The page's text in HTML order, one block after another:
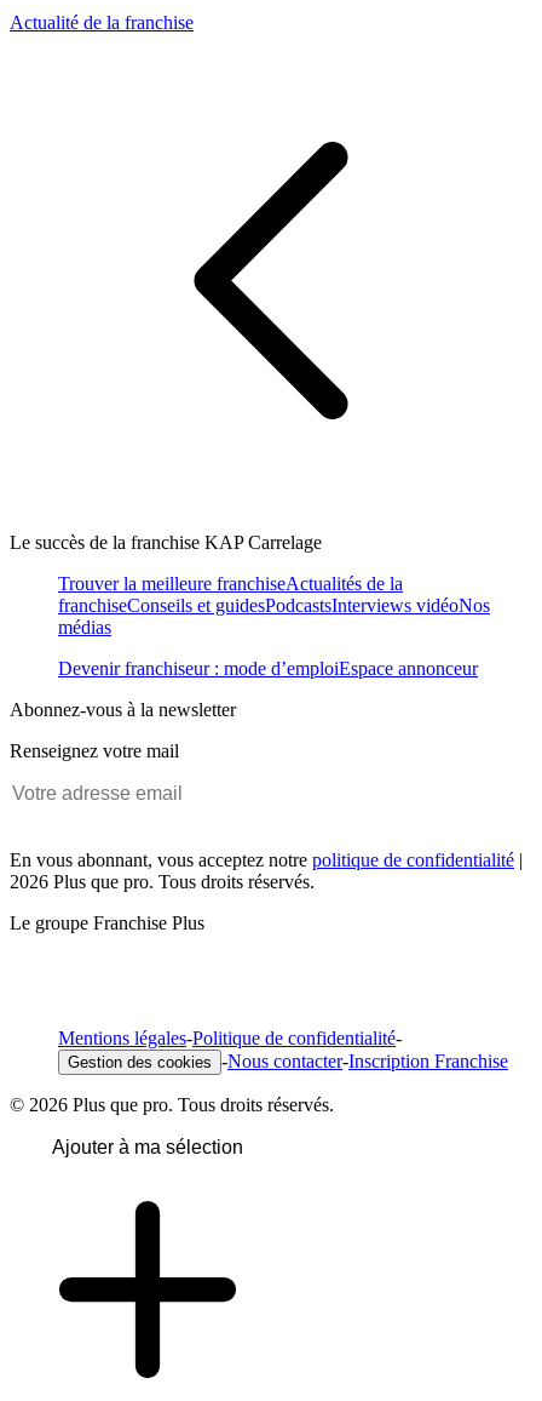
Actualité de la franchise
Le succès de la franchise KAP Carrelage
Trouver la meilleure franchiseActualités de la
franchiseConseils et guidesPodcastsInterviews vidéoNos
médias
Devenir franchiseur : mode d’emploiEspace annonceur
Abonnez-vous à la newsletter
Renseignez votre mail
En vous abonnant, vous acceptez notre politique de confidentialité |
2026 Plus que pro. Tous droits réservés.
Le groupe Franchise Plus
Mentions légales-Politique de confidentialité-
Gestion des cookies -Nous contacter-Inscription Franchise
© 2026 Plus que pro. Tous droits réservés.
Ajouter à ma sélection